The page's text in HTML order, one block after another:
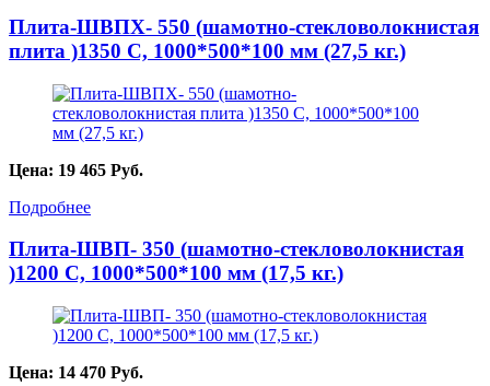
Плита-ШВПХ- 550 (шамотно-стекловолокнистая
плита )1350 С, 1000*500*100 мм (27,5 кг.)
Цена: 19 465 Руб.
Подробнее
Плита-ШВП- 350 (шамотно-стекловолокнистая
)1200 С, 1000*500*100 мм (17,5 кг.)
Цена: 14 470 Руб.